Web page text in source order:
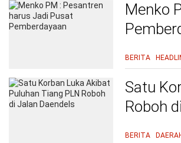
Menko
BERITA
Satu
Roboh
BERITA